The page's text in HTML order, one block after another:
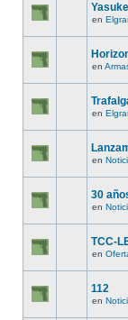
en
en
en
en
30
en
TCC-
en
112
en